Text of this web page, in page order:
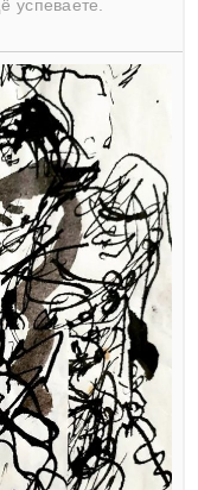
успеваете.